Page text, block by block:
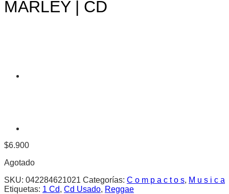
MARLEY | CD
$6.900
Agotado
SKU: 042284621021 Categorías: C o m p a c t o s, M u s i c a
Etiquetas: 1 Cd, Cd Usado, Reggae